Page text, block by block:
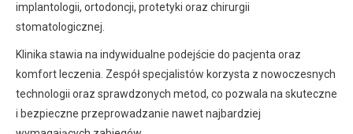
implantologii, ortodoncji, protetyki oraz chirurgii
stomatologicznej.
Klinika stawia na indywidualne podejście do pacjenta oraz
komfort leczenia. Zespół specjalistów korzysta z nowoczesnych
technologii oraz sprawdzonych metod, co pozwala na skuteczne
i bezpieczne przeprowadzanie nawet najbardziej